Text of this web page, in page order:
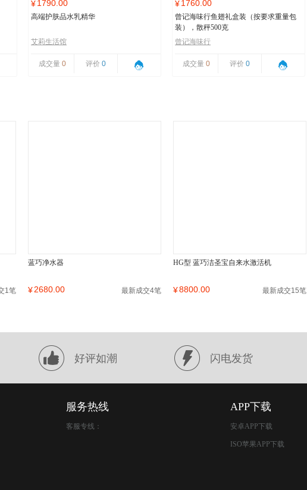
¥1790.00
高端护肤品水乳精华
艾莉生活馆
成交量 0 评价 0
¥1760.00
曾记海味行鱼翅礼盒装（按要求重量包
装），散秤500克
曾记海味行
成交量 0 评价 0
1笔
蓝巧净水器
¥2680.00 最新成交4笔
HG型 蓝巧洁圣宝自来水激活机
¥8800.00 最新成交15笔
好评如潮 闪电发货
服务热线
客服专线：
APP下载
安卓APP下载
ISO苹果APP下载